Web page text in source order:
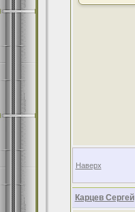
Наверх
Карцев Сергей